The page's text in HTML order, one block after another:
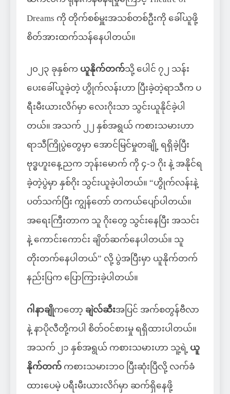
Dreams ကို တိုက်စစ်မှူးအသစ်တစ်ဦးကို ခေါ်ယူဖို့
စိတ်အားထက်သန်နေပါတယ်။
၂၀၂၃ ခုနှစ်က ယူနိုက်တက်သို့ ပေါင် ၇၂ သန်း
ပေးခေါ်ယူခဲ့တဲ့ ဟွိုက်လန်းဟာ ပြီးခဲ့တဲ့ရာသီက ပ
ရီးမီးယားလိဂ်မှာ လေးဂိုးသာ သွင်းယူနိုင်ခဲ့ပါ
တယ်။ အသက် ၂၂ နှစ်အရွယ် ကစားသမားဟာ
ရာသီကြိုပွဲတွေမှာ အောင်မြင်မှုတချို့ ရရှိခဲ့ပြီး
ဗုဒ္ဓဟူးနေ့ညက ဘုန်းမောက် ကို ၄-၁ ဂိုး နဲ့ အနိုင်ရ
ခဲ့တဲ့ပွဲမှာ နှစ်ဂိုး သွင်းယူခဲ့ပါတယ်။ “ဟွိုက်လန်းနဲ့
ပတ်သက်ပြီး ကျွန်တော် တကယ်ပျော်ပါတယ်။
အရေးကြီးတာက သူ ဂိုးတွေ သွင်းနေပြီး အသင်း
နဲ့ ကောင်းကောင်း ချိတ်ဆက်နေပါတယ်။ သူ
တိုးတက်နေပါတယ်” လို့ ပွဲအပြီးမှာ ယူနိုက်တက်
နည်းပြက ပြောကြားခဲ့ပါတယ်။
ဂါနာချိုကတော့ ချဲလ်ဆီးအပြင် အက်စတွန်ဗီလာ
နဲ့ နာပိုလီတို့ကပါ စိတ်ဝင်စားမှု ရရှိထားပါတယ်။
အသက် ၂၁ နှစ်အရွယ် ကစားသမားဟာ သူ့ရဲ့ ယူ
နိုက်တက် ကစားသမားဘဝ ပြီးဆုံးပြီလို့ လက်ခံ
ထားပေမဲ့ ပရီးမီးယားလိဂ်မှာ ဆက်ရှိနေဖို့